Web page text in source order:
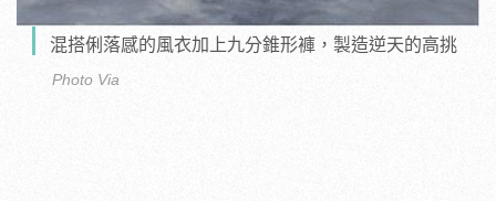
混搭俐落感的風衣加上九分錐形褲，製造逆天的高挑
Photo Via